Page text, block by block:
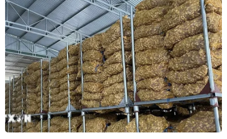
07/08/2026 11:38
Thưởng vượt kế hoạch: động lực còn
thiếu cho doanh nghiệp dẫn dắt
07/08/2026 04:01
Hãng BMW bắt đầu sản xuất hàng
loạt mẫu xe thuần điện “thế hệ mới”